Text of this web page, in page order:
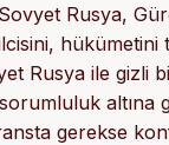
Sovyet Rusya,
Rusya ile gizli
altına
gerekse